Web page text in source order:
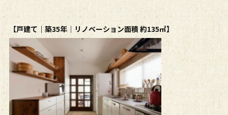
【戸建て｜築35年｜リノベーション面積 約135㎡】